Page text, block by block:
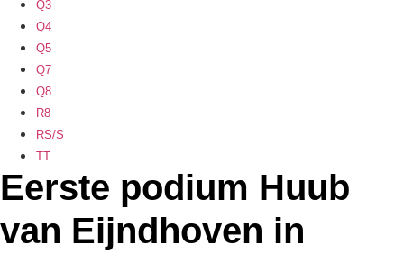
Q3
Q4
Q5
Q7
Q8
R8
RS/S
TT
Eerste podium Huub
van Eijndhoven in